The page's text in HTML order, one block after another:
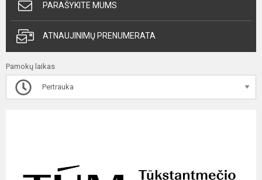
PARAŠYKITE MUMS
ATNAUJINIMŲ PRENUMERATA
Pamokų laikas
Pertrauka